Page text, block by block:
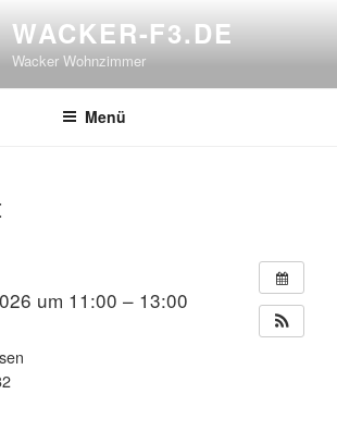
WACKER-F3.DE
Wacker Wohnzimmer
Menü
um 11:00 – 13:00